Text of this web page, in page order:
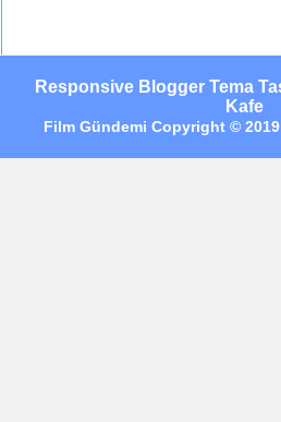
Responsive Blogger Tema
Kafe
Film Gündemi Copyright © 2019